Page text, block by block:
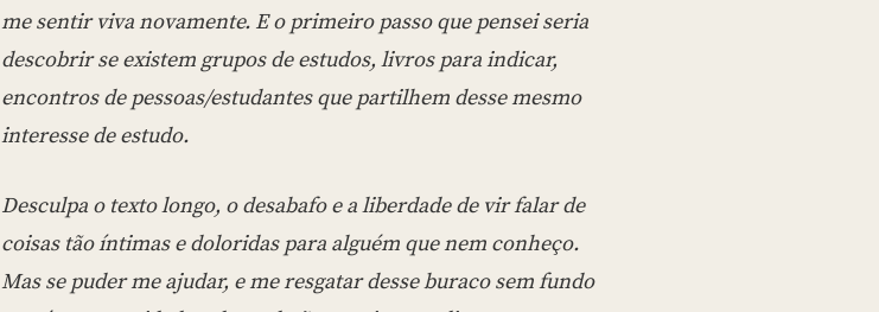
me sentir viva novamente. E o primeiro passo que pensei seria
descobrir se existem grupos de estudos, livros para indicar,
encontros de pessoas/estudantes que partilhem desse mesmo
interesse de estudo.
Desculpa o texto longo, o desabafo e a liberdade de vir falar de
coisas tão íntimas e doloridas para alguém que nem conheço.
Mas se puder me ajudar, e me resgatar desse buraco sem fundo